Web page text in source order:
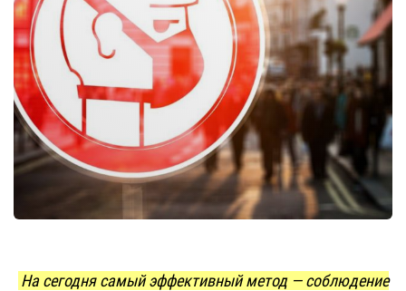
На сегодня самый эффективный метод — соблюдение